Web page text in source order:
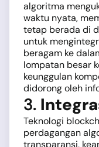
algoritma
waktu nyata,
tetap berada di
untuk
beragam ke
lompatan besar
keunggulan
didorong oleh
3.
Teknologi
perdagangan
transparansi,